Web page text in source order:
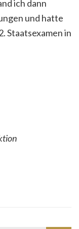
ich dann
und hatte
Staatsexamen in